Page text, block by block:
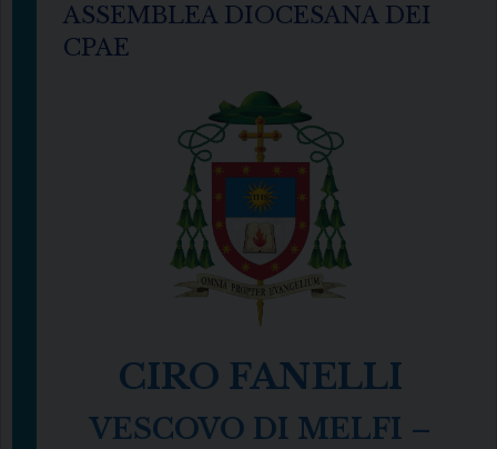
ASSEMBLEA DIOCESANA DEI
CPAE
CIRO FANELLI
VESCOVO DI MELFI –